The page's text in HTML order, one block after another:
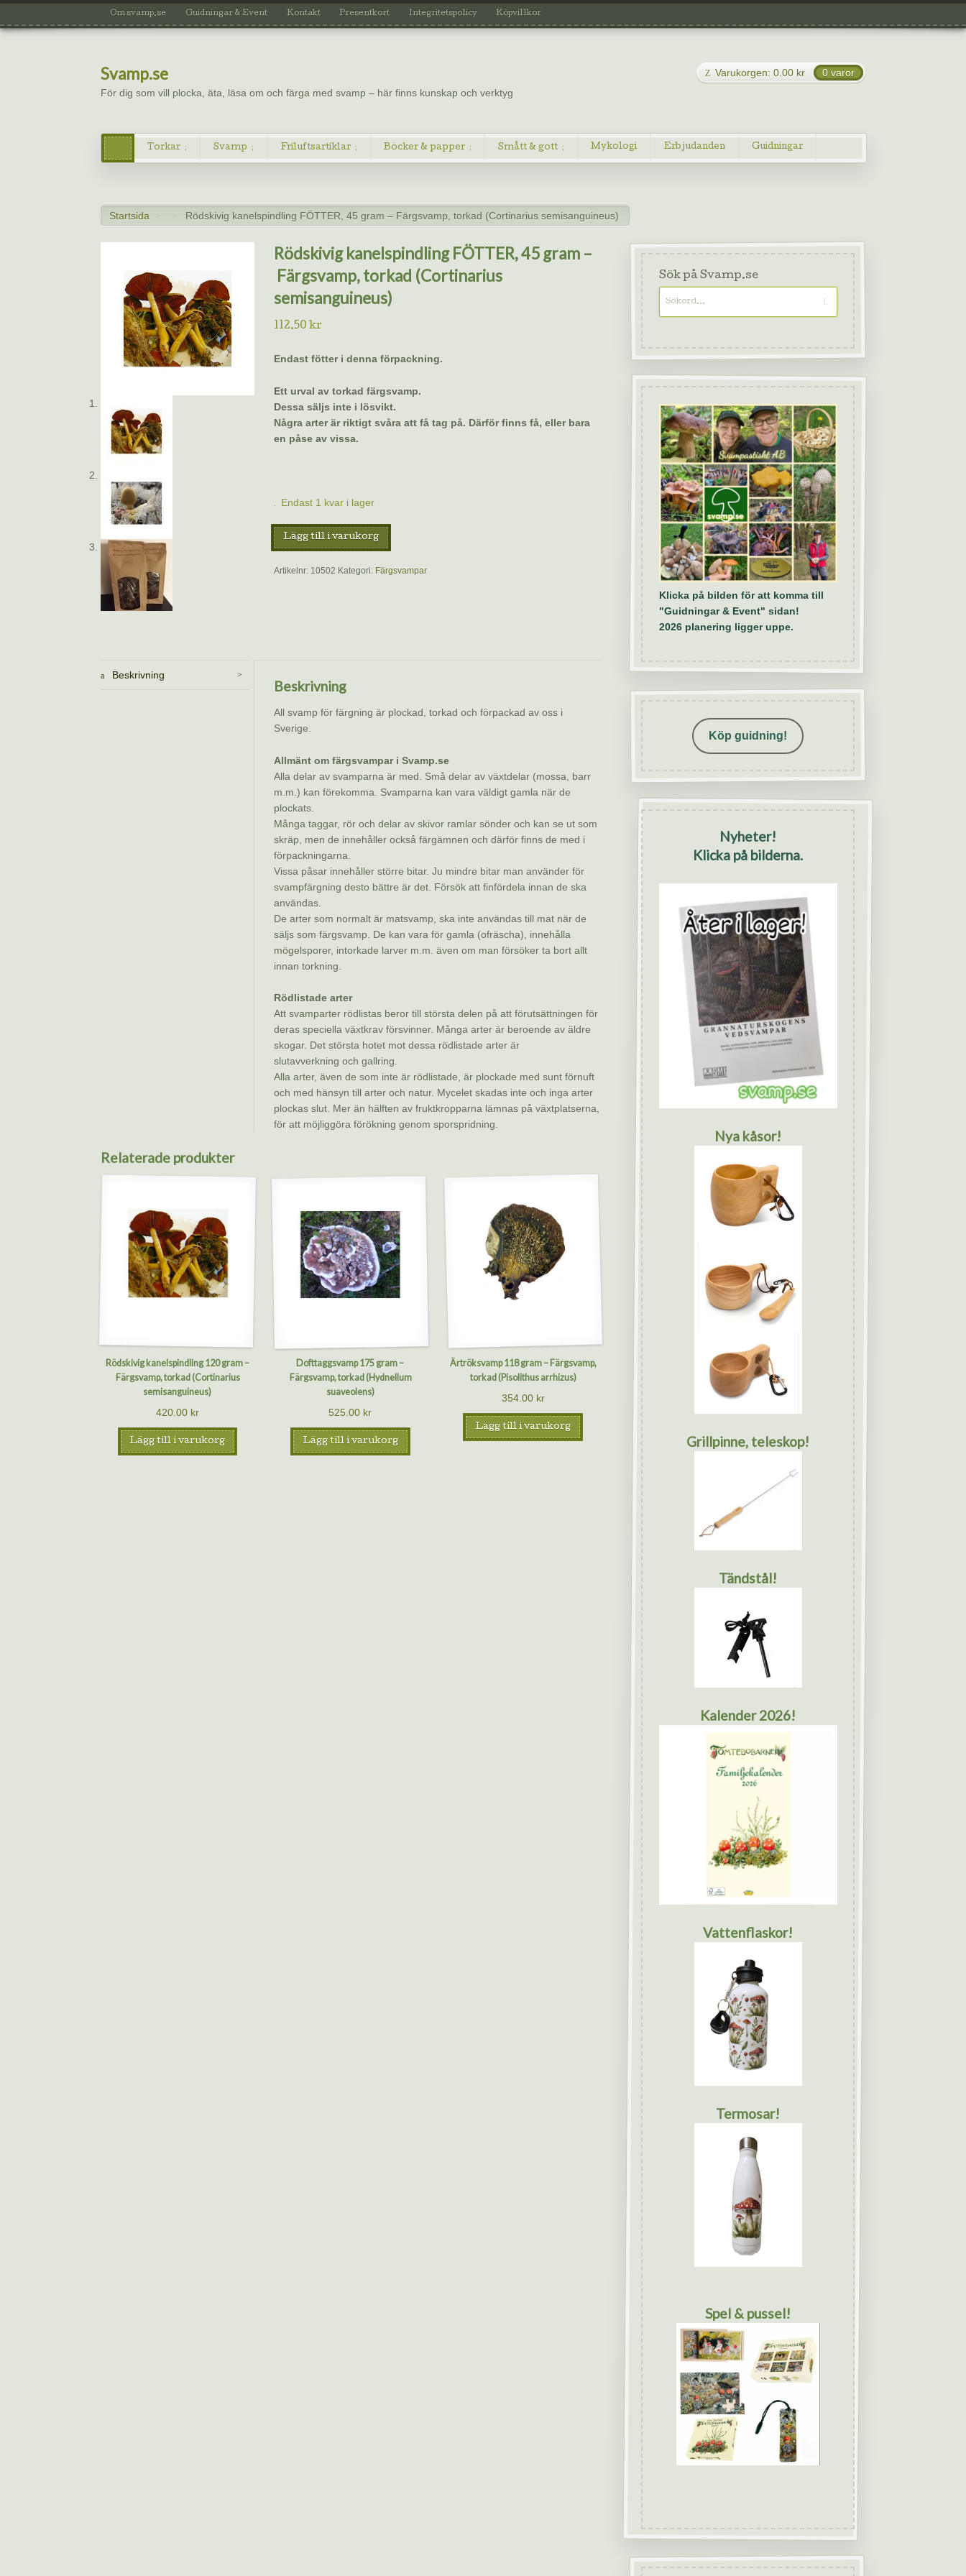
Om svamp.se Guidningar & Event Kontakt Presentkort Integritetspolicy Köpvillkor
Svamp.se
För dig som vill plocka, äta, läsa om och färga med svamp – här finns kunskap och verktyg
Varukorgen: 0.00 kr 0 varor
Torkar Svamp Friluftsartiklar Böcker & papper Smått & gott Mykologi Erbjudanden Guidningar
Startsida > > Rödskivig kanelspindling FÖTTER, 45 gram – Färgsvamp, torkad (Cortinarius semisanguineus)
Rödskivig kanelspindling FÖTTER, 45 gram –
Färgsvamp, torkad (Cortinarius
semisanguineus)
112.50 kr
Endast fötter i denna förpackning.
Ett urval av torkad färgsvamp.
Dessa säljs inte i lösvikt.
Några arter är riktigt svåra att få tag på. Därför finns få, eller bara
en påse av vissa.
Endast 1 kvar i lager
Rödskivig
kanelspindling
FÖTTER,
mängd
Lägg till i varukorg
Artikelnr: 10502 Kategori: Färgsvampar
Beskrivning
Beskrivning
All svamp för färgning är plockad, torkad och förpackad av oss i
Sverige.
Allmänt om färgsvampar i Svamp.se
Alla delar av svamparna är med. Små delar av växtdelar (mossa, barr
m.m.) kan förekomma. Svamparna kan vara väldigt gamla när de
plockats.
Många taggar, rör och delar av skivor ramlar sönder och kan se ut som
skräp, men de innehåller också färgämnen och därför finns de med i
förpackningarna.
Vissa påsar innehåller större bitar. Ju mindre bitar man använder för
svampfärgning desto bättre är det. Försök att finfördela innan de ska
användas.
De arter som normalt är matsvamp, ska inte användas till mat när de
säljs som färgsvamp. De kan vara för gamla (ofräscha), innehålla
mögelsporer, intorkade larver m.m. även om man försöker ta bort allt
innan torkning.
Rödlistade arter
Att svamparter rödlistas beror till största delen på att förutsättningen för
deras speciella växtkrav försvinner. Många arter är beroende av äldre
skogar. Det största hotet mot dessa rödlistade arter är
slutavverkning och gallring.
Alla arter, även de som inte är rödlistade, är plockade med sunt förnuft
och med hänsyn till arter och natur. Mycelet skadas inte och inga arter
plockas slut. Mer än hälften av fruktkropparna lämnas på växtplatserna,
för att möjliggöra förökning genom sporspridning.
Relaterade produkter
Rödskivig kanelspindling 120 gram –
Färgsvamp, torkad (Cortinarius
semisanguineus)
420.00 kr
Lägg till i varukorg
Dofttaggsvamp 175 gram –
Färgsvamp, torkad (Hydnellum
suaveolens)
525.00 kr
Lägg till i varukorg
Ärtröksvamp 118 gram – Färgsvamp,
torkad (Pisolithus arrhizus)
354.00 kr
Lägg till i varukorg
Sök på Svamp.se
Klicka på bilden för att komma till
"Guidningar & Event" sidan!
2026 planering ligger uppe.
Köp guidning!
Nyheter!
Klicka på bilderna.
Nya kåsor!
Grillpinne, teleskop!
Tändstål!
Kalender 2026!
Vattenflaskor!
Termosar!
Spel & pussel!